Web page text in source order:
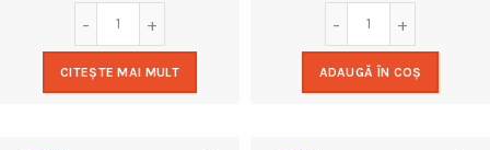
CITEȘTE MAI MULT ADAUGĂ ÎN COȘ